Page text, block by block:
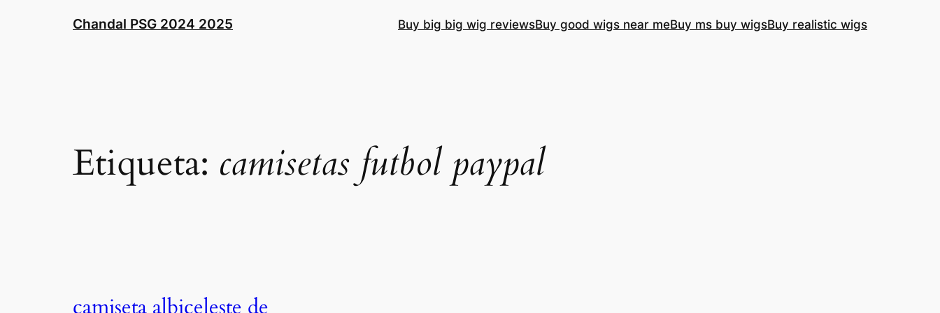
Chandal PSG 2024 2025 Buy big big wig reviewsBuy good wigs near meBuy ms buy wigsBuy realistic wigs
Etiqueta: camisetas futbol paypal